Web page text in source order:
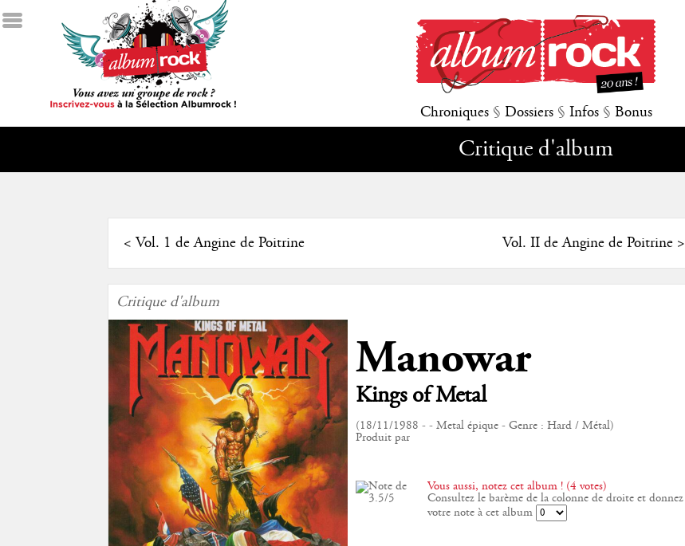
Chroniques § Dossiers § Infos § Bonus
Critique d'album
< Vol. 1 de Angine de Poitrine Vol. II de Angine de Poitrine>
Critique d'album
Manowar
Kings of Metal
(18/11/1988 - - Metal épique - Genre : Hard / Métal)
Produit par
Vous aussi, notez cet album ! (4 votes)
Consultez le barème de la colonne de droite et donnez
votre note à cet album